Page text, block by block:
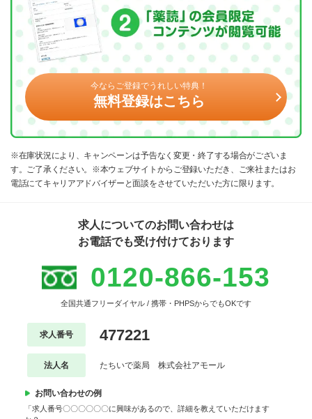
今ならご登録でうれしい特典！
無料登録はこちら
※在庫状況により、キャンペーンは予告なく変更・終了する場合がございま
す。ご了承ください。※本ウェブサイトからご登録いただき、ご来社またはお
電話にてキャリアアドバイザーと面談をさせていただいた方に限ります。
求人についてのお問い合わせは
お電話でも受け付けております
0120-866-153
全国共通フリーダイヤル / 携帯・PHPSからでもOKです
求人番号 477221
法人名 たちいで薬局 株式会社アモール
お問い合わせの例
「求人番号〇〇〇〇〇〇に興味があるので、詳細を教えていただけます